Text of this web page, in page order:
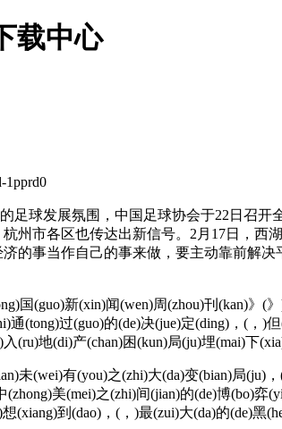
载中心
1pprd0
球发展氛围，中国足球协会于22日召开
市各区也传达出新信号。2月17日，西
的事当作自己的事来做，要主动靠前解
新(xin)闻(wen)周(zhou)刊(kan)》(》)
(tong)过(guo)的(de)决(jue)定(ding)，(，)
(ru)地(di)产(chan)困(kun)局(ju)埋(mai)下
有(you)之(zhi)大(da)变(bian)局(ju)，(
美(mei)之(zhi)间(jian)的(de)博(bo)
(xiang)到(dao)，(，)最(zui)大(da)的(de)黑